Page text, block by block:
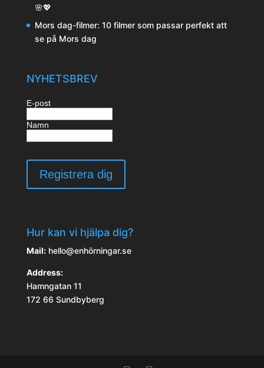
🌸💖
Mors dag-filmer: 10 filmer som passar perfekt att
se på Mors dag
NYHETSBREV
E-post
Namn
Hur kan vi hjälpa dig?
Mail:hello@enhörningar.se
Address:
Hamngatan 11
172 66 Sundbyberg